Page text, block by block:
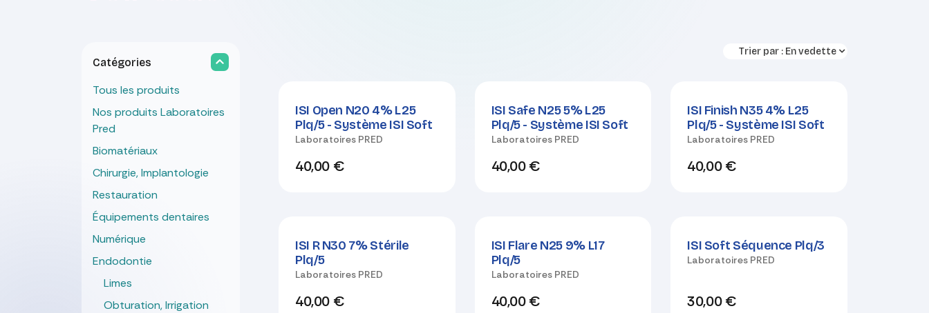
Catégories
Tous les produits
Nos produits Laboratoires
Pred
Biomatériaux
Chirurgie, Implantologie
Restauration
Équipements dentaires
Numérique
Endodontie
Limes
Obturation, Irrigation
Trier par : En vedette
ISI Open N20 4% L25
Plq/5 - Système ISI Soft
Laboratoires PRED
40,00 €
ISI Safe N25 5% L25
Plq/5 - Système ISI Soft
Laboratoires PRED
40,00€
ISI Finish N35 4% L25
Plq/5 - Système ISI Soft
Laboratoires PRED
40,00€
ISI R N30 7% Stérile
Plq/5
Laboratoires PRED
40,00 €
ISI Flare N25 9% L17
Plq/5
Laboratoires PRED
40,00€
ISI Soft Séquence Plq/3
Laboratoires PRED
30,00€